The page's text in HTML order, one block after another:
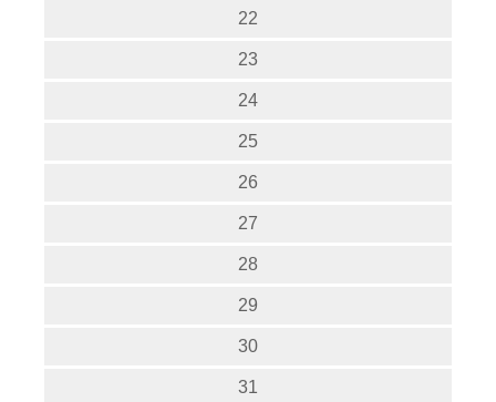
22
23
24
25
26
27
28
29
30
31